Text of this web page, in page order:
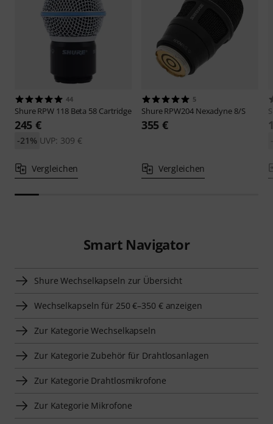
44
ShureRPW 118 Beta 58 Cartridge
245 €
UVP: 309 €
-21%
Vergleichen
5
ShureRPW204 Nexadyne 8/S
355 €
Vergleichen
Smart Navigator
Shure Wechselkapseln zur Übersicht
Wechselkapseln für 250 €–350 € anzeigen
Zur Kategorie Wechselkapseln
Zur Kategorie Zubehör für Drahtlosanlagen
Zur Kategorie Drahtlosmikrofone
Zur Kategorie Mikrofone